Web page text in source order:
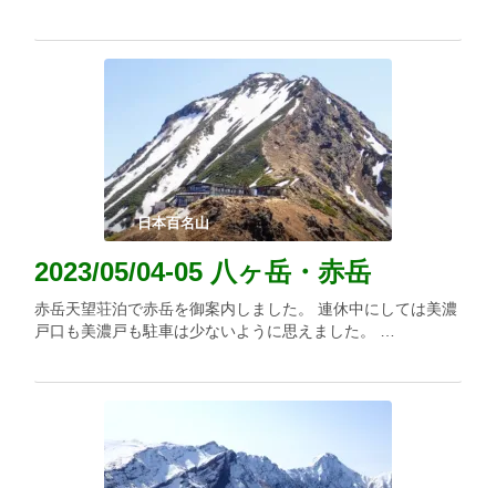
日本百名山
2023/05/04-05 八ヶ岳・赤岳
赤岳天望荘泊で赤岳を御案内しました。 連休中にしては美濃
戸口も美濃戸も駐車は少ないように思えました。 …